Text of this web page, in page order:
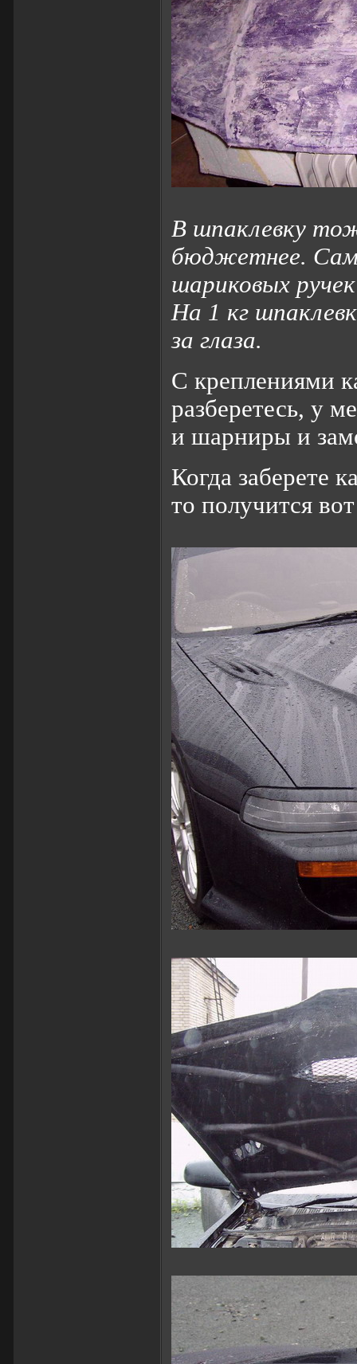
В шпаклевку
бюджетнее.
шариковых
На 1 кг
за глаза.
С креплениями
разберетесь, у
и шарниры и
Когда заберете
то получится